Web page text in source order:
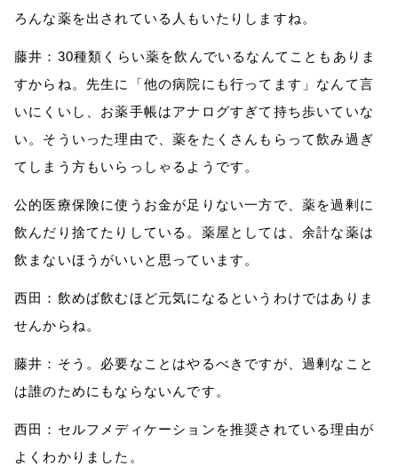
ろんな薬を出されている人 も いたり しますね。
藤井：30種類 くらい薬を飲んでいる なんて こともありま
すからね。先生に「他の病院にも行ってます」なんて言
いにくいし、 お薬手帳はアナログすぎて持ち歩いていな
い。そういった理由で、薬を たくさんもらって飲み過ぎ
てしまう 方もいらっしゃる ようです。
公的医療保険に使うお金が足りない一方で、薬を過剰に
飲んだり捨てたりしている。薬屋として は 、余計な薬は
飲まないほうがいいと思っています。
西田：飲めば飲むほど元気になるというわけではありま
せんからね。
藤井：そう。必要なことはやるべきですが、過剰なこと
は誰のためにもならないんです。
西田：セルフメディケーションを推奨されている理由が
よくわかりました。